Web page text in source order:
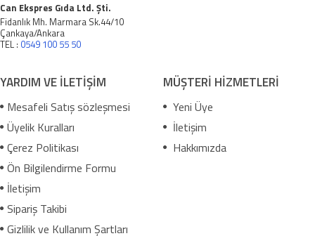
Can Ekspres Gıda Ltd. Şti.
Fidanlık Mh. Marmara Sk.44/10
Çankaya/Ankara
TEL : 0549 100 55 50
YARDIM VE İLETİŞİM
Mesafeli Satış sözleşmesi
Üyelik Kuralları
Çerez Politikası
Ön Bilgilendirme Formu
İletişim
Sipariş Takibi
Gizlilik ve Kullanım Şartları
MÜŞTERİ HİZMETLERİ
Yeni Üye
İletişim
Hakkımızda